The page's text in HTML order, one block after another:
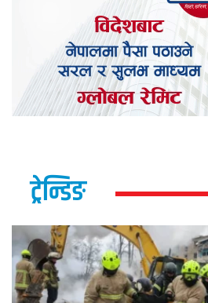
ट्रेन्डिङ